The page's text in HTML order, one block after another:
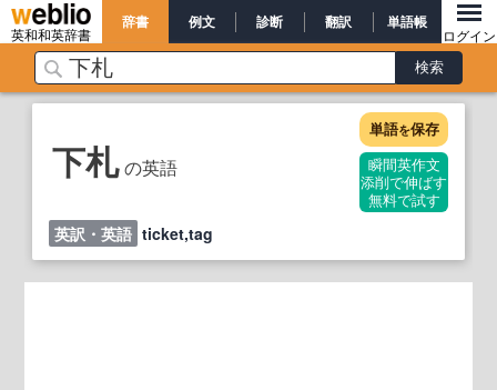
英和和英辞書
辞書 例文 診断 翻訳 単語帳
ログイン
下札 の英語
単語を保存
瞬間英作文
添削で伸ばす
無料で試す
英訳・英語 ticket,tag